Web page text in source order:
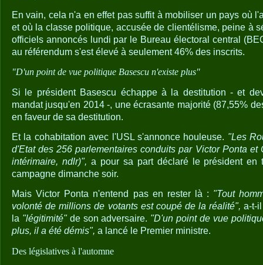
En vain, cela n'a en effet pas suffit à mobiliser un pays où
et où la classe politique, accusée de clientélisme, peine à
officiels annoncés lundi par le Bureau électoral central
au référendum s'est élevé à seulement 46% des inscrits.
"D'un point de vue politique Basescu n'existe plus"
Si le président Basescu échappe à la destitution - et
mandat jusqu'en 2014 -, une écrasante majorité (87,55%
en faveur de sa destitution.
Et la cohabitation avec l'USL s'annonce houleuse. "Les
d'Etat des 256 parlementaires conduits par Victor Ponta et
intérimaire, ndlr)", a pour sa part déclaré le président en
campagne dimanche soir.
Mais Victor Ponta n'entend pas en rester là : "Tout
volonté de millions de votants est coupé de la réalité", a-t-
la "légitimité"de son adversaire. "D'un point de vue
plus, il a été démis", a lancé le Premier ministre.
Des législatives à l'automne